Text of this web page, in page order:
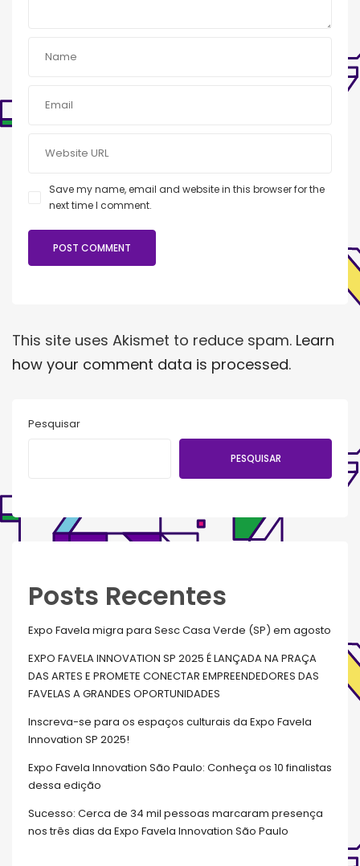
Save my name, email and website in this browser for the
next time I comment.
This site uses Akismet to reduce spam. Learn
how your comment data is processed.
Pesquisar
PESQUISAR
Posts Recentes
Expo Favela migra para Sesc Casa Verde (SP) em agosto
EXPO FAVELA INNOVATION SP 2025 É LANÇADA NA PRAÇA
DAS ARTES E PROMETE CONECTAR EMPREENDEDORES DAS
FAVELAS A GRANDES OPORTUNIDADES
Inscreva-se para os espaços culturais da Expo Favela
Innovation SP 2025!
Expo Favela Innovation São Paulo: Conheça os 10 finalistas
dessa edição
Sucesso: Cerca de 34 mil pessoas marcaram presença
nos três dias da Expo Favela Innovation São Paulo